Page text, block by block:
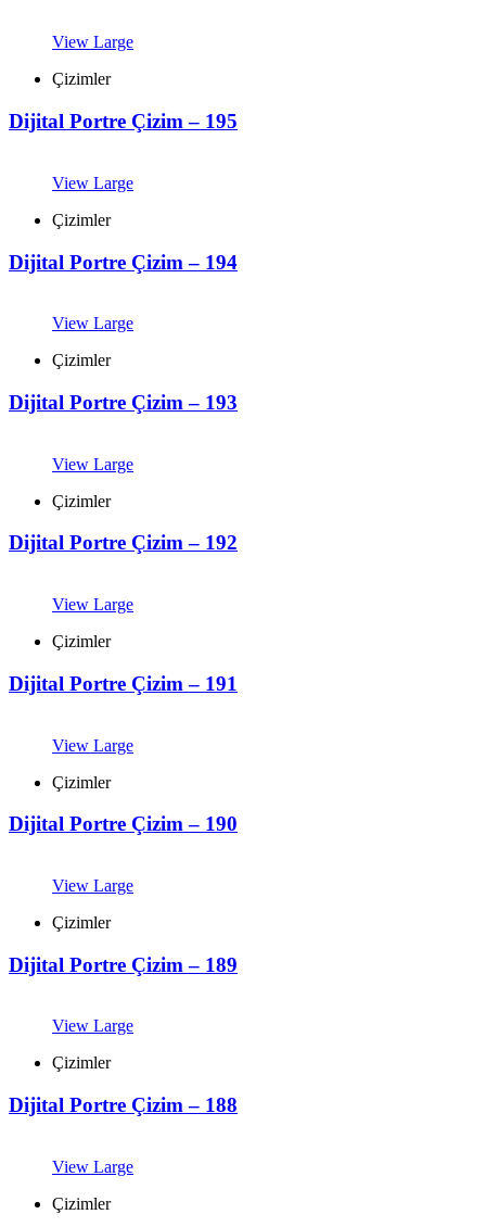
View Large
Çizimler
Dijital Portre Çizim – 195
View Large
Çizimler
Dijital Portre Çizim – 194
View Large
Çizimler
Dijital Portre Çizim – 193
View Large
Çizimler
Dijital Portre Çizim – 192
View Large
Çizimler
Dijital Portre Çizim – 191
View Large
Çizimler
Dijital Portre Çizim – 190
View Large
Çizimler
Dijital Portre Çizim – 189
View Large
Çizimler
Dijital Portre Çizim – 188
View Large
Çizimler